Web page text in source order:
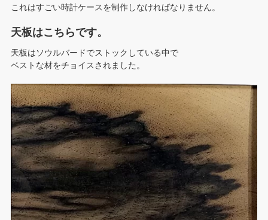
これはすごい時計ケースを制作しなければなりません。
天板はこちらです。
天板はソウルバードでストックしている中で
ベストな材をチョイスされました。